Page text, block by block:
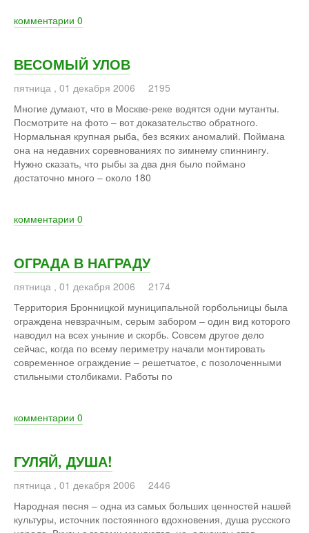
комментарии 0
ВЕСОМЫЙ УЛОВ
пятница , 01 декабря 2006
2195
Многие думают, что в Москве-реке водятся одни мутанты.
Посмотрите на фото – вот доказательство обратного.
Нормальная крупная рыба, без всяких аномалий. Поймана
она на недавних соревнованиях по зимнему спиннингу.
Нужно сказать, что рыбы за два дня было поймано
достаточно много – около 180
комментарии 0
ОГРАДА В НАГРАДУ
пятница , 01 декабря 2006
2174
Территория Бронницкой муниципальной горбольницы была
ограждена невзрачным, серым забором – один вид которого
наводил на всех уныние и скорбь. Совсем другое дело
сейчас, когда по всему периметру начали монтировать
современное ограждение – решетчатое, с позолоченными
стильными столбиками. Работы по
комментарии 0
ГУЛЯЙ, ДУША!
пятница , 01 декабря 2006
2446
Народная песня – одна из самых больших ценностей нашей
культуры, источник постоянного вдохновения, душа русского